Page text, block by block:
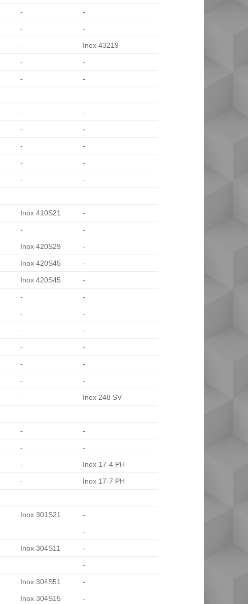
- -
- -
- Inox 43219
- -
- -
- -
- -
- -
- -
- -
Inox 410S21 -
- -
Inox 420S29 -
Inox 420S45 -
Inox 420S45 -
- -
- -
- -
- -
- -
- -
- Inox 248 SV
- -
- -
- Inox 17-4 PH
- Inox 17-7 PH
Inox 301S21 -
-
Inox 304S11 -
-
Inox 304S51 -
Inox 304S15 -